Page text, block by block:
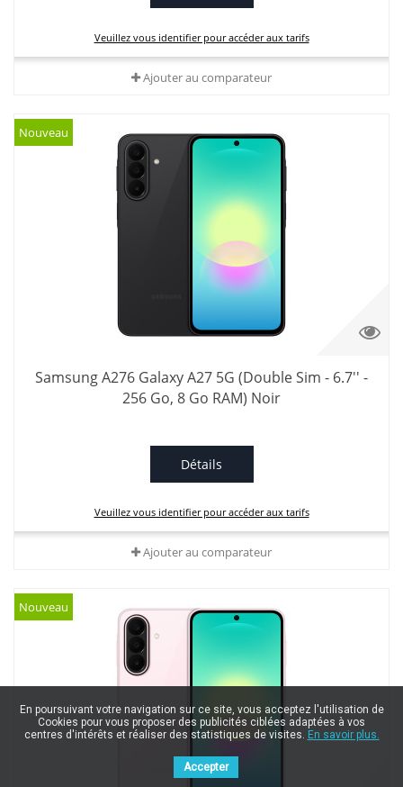
Veuillez vous identifier pour accéder aux tarifs
Ajouter au comparateur
Nouveau
Samsung A276 Galaxy A27 5G (Double Sim - 6.7'' -
256 Go, 8 Go RAM) Noir
Détails
Veuillez vous identifier pour accéder aux tarifs
Ajouter au comparateur
Nouveau
En poursuivant votre navigation sur ce site, vous acceptez l'utilisation de
Cookies pour vous proposer des publicités ciblées adaptées à vos
centres d'intérêts et réaliser des statistiques de visites. En savoir plus.
Accepter